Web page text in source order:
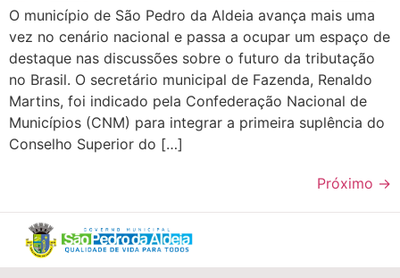
O município de São Pedro da Aldeia avança mais uma
vez no cenário nacional e passa a ocupar um espaço de
destaque nas discussões sobre o futuro da tributação
no Brasil. O secretário municipal de Fazenda, Renaldo
Martins, foi indicado pela Confederação Nacional de
Municípios (CNM) para integrar a primeira suplência do
Conselho Superior do […]
Próximo →